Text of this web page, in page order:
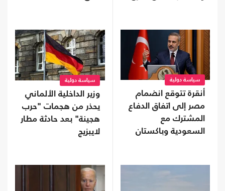
سياسة دولية
أنقرة تتوقع انضمام
مصر إلى اتفاق الدفاع
المشترك مع
السعودية وباكستان
سياسة دولية
وزير الداخلية الألماني
يحذر من هجمات "حرب
هجينة" بعد حادثة مطار
لايبزيج